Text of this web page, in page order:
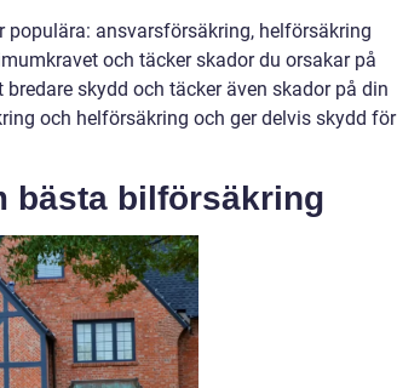
ansvarsförsäkring, helförsäkring
och täcker skador du orsakar på
skydd och täcker även skador på din
och helförsäkring och ger delvis skydd för
bästa bilförsäkring